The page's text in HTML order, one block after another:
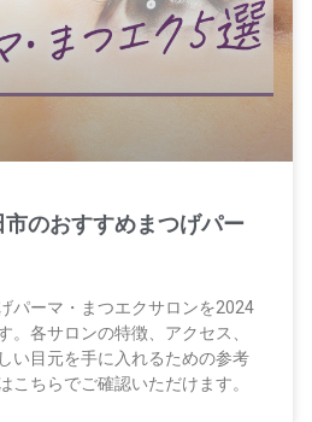
市のおすすめまつげパー
パーマ・まつエクサロンを2024
。各サロンの特徴、アクセス、
い目元を手に入れるための参考
こちらでご確認いただけます。